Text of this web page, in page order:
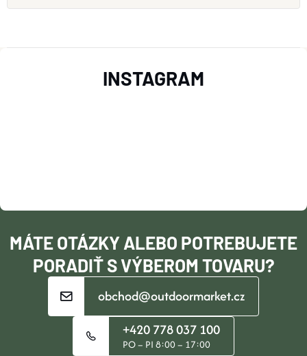
T
MÁTE OTÁZKY ALEBO POTREBUJETE
PORADIŤ S VÝBEROM TOVARU?
obchod@outdoormarket.cz
+420 778 037 100
PO – PI 8:00 – 17:00
INSTAGRAM